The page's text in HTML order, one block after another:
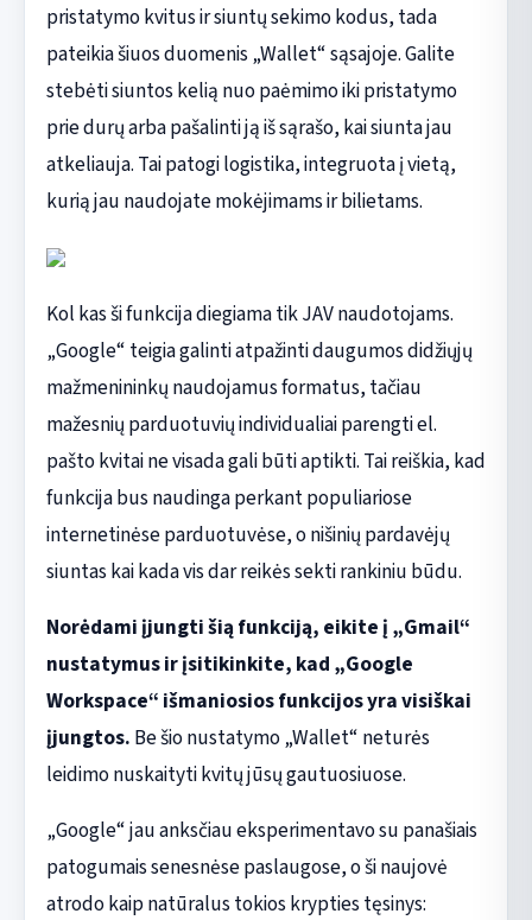
pristatymo kvitus ir siuntų sekimo kodus, tada
pateikia šiuos duomenis „Wallet“ sąsajoje. Galite
stebėti siuntos kelią nuo paėmimo iki pristatymo
prie durų arba pašalinti ją iš sąrašo, kai siunta jau
atkeliauja. Tai patogi logistika, integruota į vietą,
kurią jau naudojate mokėjimams ir bilietams.
Kol kas ši funkcija diegiama tik JAV naudotojams.
„Google“ teigia galinti atpažinti daugumos didžiųjų
mažmenininkų naudojamus formatus, tačiau
mažesnių parduotuvių individualiai parengti el.
pašto kvitai ne visada gali būti aptikti. Tai reiškia, kad
funkcija bus naudinga perkant populiariose
internetinėse parduotuvėse, o nišinių pardavėjų
siuntas kai kada vis dar reikės sekti rankiniu būdu.
Norėdami įjungti šią funkciją, eikite į „Gmail“
nustatymus ir įsitikinkite, kad „Google
Workspace“ išmaniosios funkcijos yra visiškai
įjungtos. Be šio nustatymo „Wallet“ neturės
leidimo nuskaityti kvitų jūsų gautuosiuose.
„Google“ jau anksčiau eksperimentavo su panašiais
patogumais senesnėse paslaugose, o ši naujovė
atrodo kaip natūralus tokios krypties tęsinys: